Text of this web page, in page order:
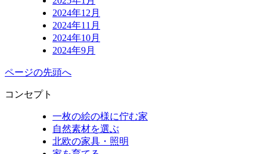
2024年12月
2024年11月
2024年10月
2024年9月
ページの先頭へ
コンセプト
一枚の絵の様に佇む家
自然素材を選ぶ
北欧の家具・照明